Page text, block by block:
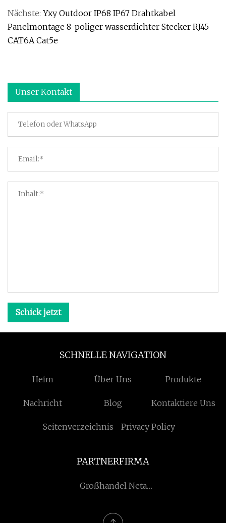
Nächste: Yxy Outdoor IP68 IP67 Drahtkabel
Panelmontage 8-poliger wasserdichter Stecker RJ45
CAT6A Cat5e
Unser Kontakt
Schick jetzt
SCHNELLE NAVIGATION
Heim Über Uns Produkte
Nachricht Blog Kontaktiere Uns
Seitenverzeichnis Privacy Policy
PARTNERFIRMA
Großhandel Neta
erweitern